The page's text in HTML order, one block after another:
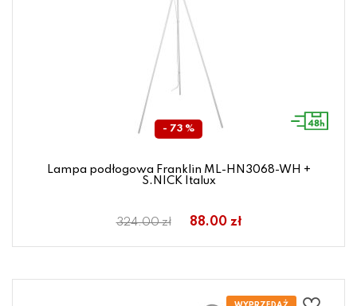
- 73 %
Lampa podłogowa Franklin ML-HN3068-WH +
S.NICK Italux
324.00 zł 88.00 zł